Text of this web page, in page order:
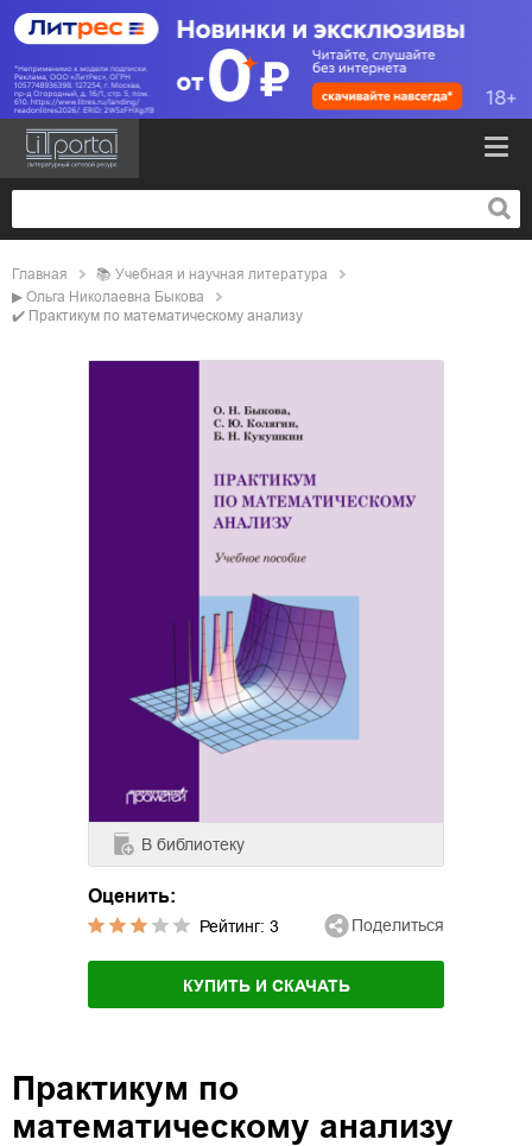
Главная 📚
учебная и научная литература
▶ Ольга Николаевна Быкова
✔️ Практикум по математическому анализу
В библиотеку
Оценить:
Рейтинг: 3 Поделиться
КУПИТЬ И СКАЧАТЬ
Практикум по
математическому анализу